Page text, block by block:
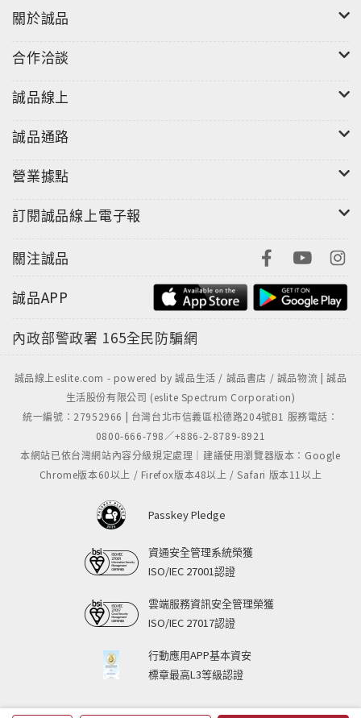
關於誠品
合作洽談
誠品線上
誠品通路
營業據點
訂閱誠品線上電子報
關注誠品
誠品APP
內政部警政署 165全民防騙網
誠品線上eslite.com - powered by 誠品生活 / 誠品書店 / 誠品物流 | 誠品
生活股份有限公司 (eslite Spectrum Corporation)
統一編號：27952966 | 台灣台北市信義區松德路204號B1 服務電話：
0800-666-798／+886-2-8789-8921
本網站已依台灣網站內容分級規定處理｜建議使用瀏覽器版本：Google
Chrome版本60以上 / Firefox版本48以上 / Safari 版本11以上
Passkey Pledge
資通安全管理系統榮獲
ISO/IEC 27001認證
雲端服務資訊安全管理榮獲
ISO/IEC 27017認證
行動應用APP基本資安
標章最高L3等級認證